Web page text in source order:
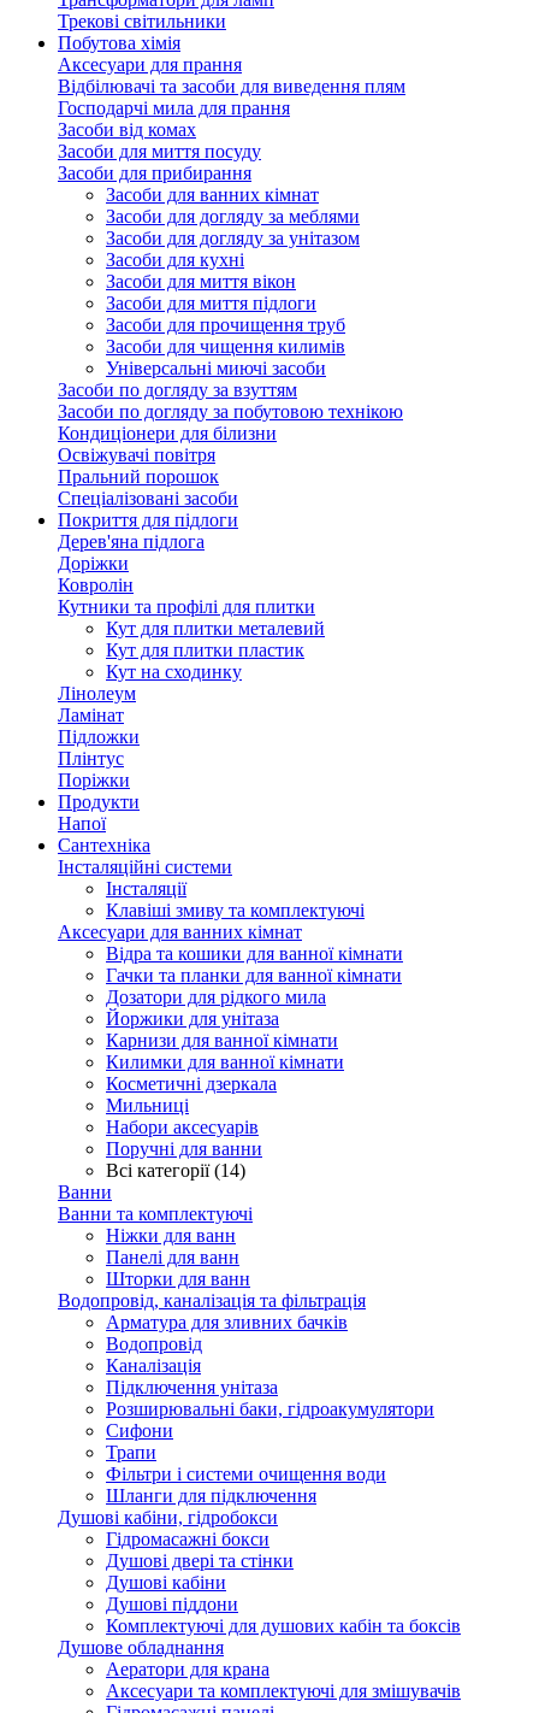
Трекові світильники
Побутова хімія
Аксесуари для прання
Відбілювачі та засоби для виведення плям
Господарчі мила для прання
Засоби від комах
Засоби для миття посуду
Засоби для прибирання
Засоби для ванних кімнат
Засоби для догляду за меблями
Засоби для догляду за унітазом
Засоби для кухні
Засоби для миття вікон
Засоби для миття підлоги
Засоби для прочищення труб
Засоби для чищення килимів
Універсальні миючі засоби
Засоби по догляду за взуттям
Засоби по догляду за побутовою технікою
Кондиціонери для білизни
Освіжувачі повітря
Пральний порошок
Спеціалізовані засоби
Покриття для підлоги
Дерев'яна підлога
Доріжки
Ковролін
Кутники та профілі для плитки
Кут для плитки металевий
Кут для плитки пластик
Кут на сходинку
Лінолеум
Ламінат
Підложки
Плінтус
Поріжки
Продукти
Напої
Сантехніка
Інсталяційні системи
Інсталяції
Клавіші змиву та комплектуючі
Аксесуари для ванних кімнат
Відра та кошики для ванної кімнати
Гачки та планки для ванної кімнати
Дозатори для рідкого мила
Йоржики для унітаза
Карнизи для ванної кімнати
Килимки для ванної кімнати
Косметичні дзеркала
Мильниці
Набори аксесуарів
Поручні для ванни
Всі категорії (14)
Ванни
Ванни та комплектуючі
Ніжки для ванн
Панелі для ванн
Шторки для ванн
Водопровід, каналізація та фільтрація
Арматура для зливних бачків
Водопровід
Каналізація
Підключення унітаза
Розширювальні баки, гідроакумулятори
Сифони
Трапи
Фільтри і системи очищення води
Шланги для підключення
Душові кабіни, гідробокси
Гідромасажні бокси
Душові двері та стінки
Душові кабіни
Душові піддони
Комплектуючі для душових кабін та боксів
Душове обладнання
Аератори для крана
Аксесуари та комплектуючі для змішувачів